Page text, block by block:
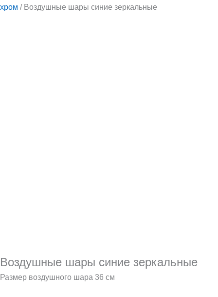
хром / Воздушные шары синие зеркальные
Воздушные шары синие зеркальные
Размер воздушного шара 36 см